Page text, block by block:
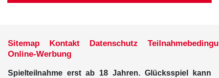
Sitemap Kontakt Datenschutz
Online-Werbung
Spielteilnahme erst ab 18 Jahren. Glücksspiel kann